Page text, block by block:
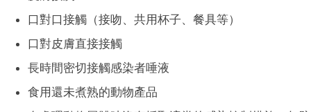
口對口接觸（接吻、共用杯子、餐具等）
口對皮膚直接接觸
長時間密切接觸感染者唾液
食用還未煮熟的動物產品